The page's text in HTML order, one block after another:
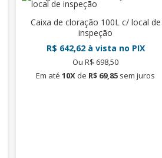
Caixa de cloração 100L c/ local de
inspeção
R$ 642,62à vista no PIX
Ou R$ 698,50
Em até 10X de R$ 69,85 sem juros